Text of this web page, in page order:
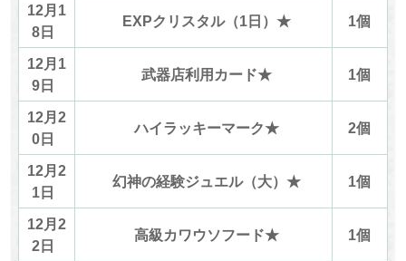
12月1
8日
EXPクリスタル（1日）★ 1個
12月1
9日
武器店利用カード★ 1個
12月2
0日
ハイラッキーマーク★ 2個
12月2
1日
幻神の経験ジュエル（大）★ 1個
12月2
2日
高級カワウソフード★ 1個